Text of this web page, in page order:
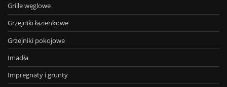
Grille węglowe
Grzejniki łazienkowe
Grzejniki pokojowe
Imadła
Impregnaty i grunty